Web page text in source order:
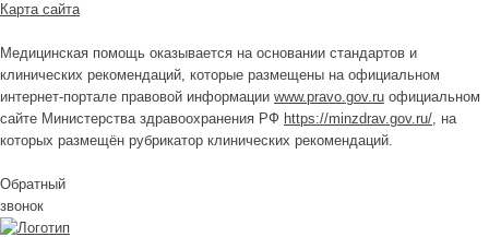
Карта сайта
Медицинская помощь оказывается на основании стандартов и
клинических рекомендаций, которые размещены на официальном
интернет-портале правовой информации www.pravo.gov.ru официальном
сайте Министерства здравоохранения РФ https://minzdrav.gov.ru/, на
которых размещён рубрикатор клинических рекомендаций.
Обратный
звонок